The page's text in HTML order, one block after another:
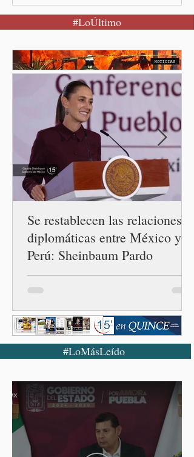
Bojalil y Elvia Graciela
"Grace" Palomares Ramírez,
comentarios que emitieron
en el podcast "DesCasadas"
contra las personas adultas
mayores no pueden
justificarse como una
simple opinión o una broma.
#LoÚltimo
Se restablecen las relaciones
diplomáticas entre México y
Perú: Sheinbaum Pardo
#LoMásLeído